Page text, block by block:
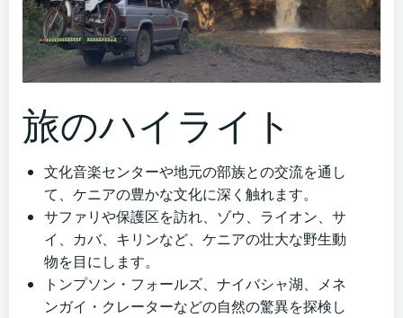
旅のハイライト
文化音楽センターや地元の部族との交流を通し
て、ケニアの豊かな文化に深く触れます。
サファリや保護区を訪れ、ゾウ、ライオン、サ
イ、カバ、キリンなど、ケニアの壮大な野生動
物を目にします。
トンプソン・フォールズ、ナイバシャ湖、メネ
ンガイ・クレーターなどの自然の驚異を探検し